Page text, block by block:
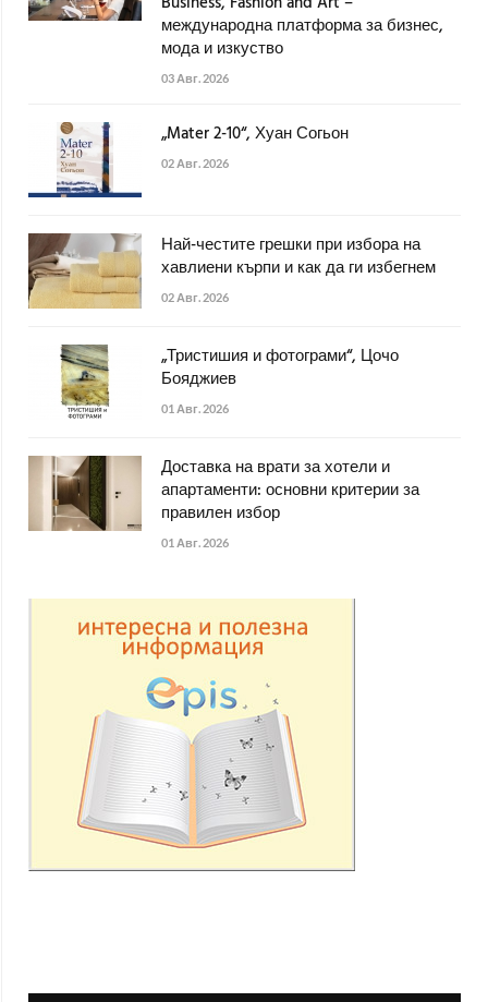
международна платформа за бизнес,
мода и изкуство
03 Авг. 2026
„Mater 2-10“, Хуан Согьон
02 Авг. 2026
Най-честите грешки при избора на
хавлиени кърпи и как да ги избегнем
02 Авг. 2026
„Тристишия и фотограми“, Цочо
Бояджиев
01 Авг. 2026
Доставка на врати за хотели и
апартаменти: основни критерии за
правилен избор
01 Авг. 2026